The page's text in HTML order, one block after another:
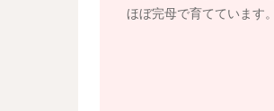
ほぼ完母で育てています。